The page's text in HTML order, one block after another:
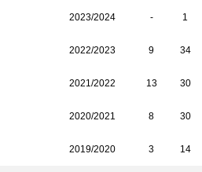
2023/2024 - 1
2022/2023 9 34
2021/2022 13 30
2020/2021 8 30
2019/2020 3 14